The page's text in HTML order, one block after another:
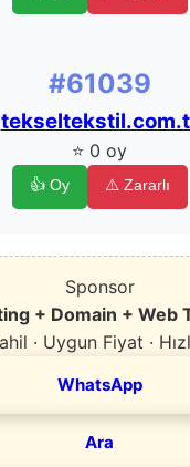
#61039
⭐ 0 oy
👍 Oy ⚠️ Zararlı
Sponsor
+ Domain + Web
· Uygun Fiyat ·
WhatsApp
Ara